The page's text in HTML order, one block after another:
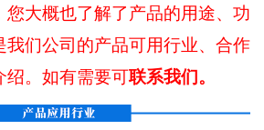
大概也了解了产品的用途、功
我们公司的产品可用行业、合作
绍。如有需要可联系我们。